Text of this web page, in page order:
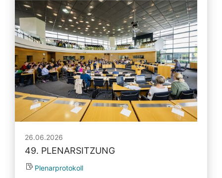
26.06.2026
49. PLENARSITZUNG
Plenarprotokoll